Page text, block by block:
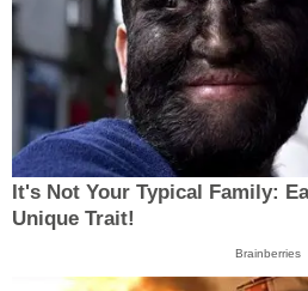
It's Not Your Typical Family:
Unique Trait!
Brainberries